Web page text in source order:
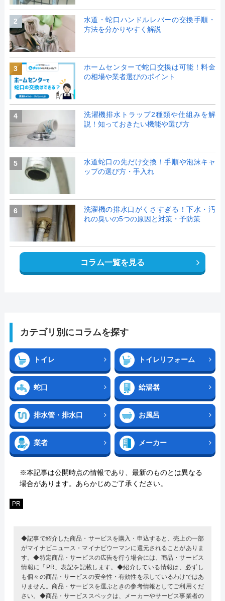
2
水道・蛇口ハンドルレバーの交換手順・
方法を分かりやすく解説
3
ホームセンターで蛇口交換は可能！料金
の相場や業者選びのポイント
4
洗濯機排水トラップ2種類や仕組みを解
説！知っておきたい機能や選び方
5
水道蛇口の先だけ交換！手順や泡沫キャ
ップの選び方・手入れ
6
洗濯機の排水口がくさすぎる！下水・汚
れの臭いの5つの原因と対策・予防策
コラム一覧を見る
カテゴリ別にコラムを探す
トイレ トイレリフォーム
蛇口 給湯器
排水管・排水口 お風呂
業者 メーカー
※本記事は公開時点の情報であり、最新のものとは異なる
場合があります。あらかじめご了承ください。
PR
◆記事で紹介した商品・サービスを購入・申込すると、売上の一部
がマイナビニュース・マイナビウーマンに還元されることがありま
す。◆特定商品・サービスの広告を行う場合には、商品・サービス
情報に「PR」表記を記載します。◆紹介している情報は、必ずし
も個々の商品・サービスの安全性・有効性を示しているわけではあ
りません。商品・サービスを選ぶときの参考情報としてご利用くだ
さい。◆商品・サービススペックは、メーカーやサービス事業者の